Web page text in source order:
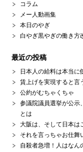
コラム
メー人動画集
本日のやぎ
白やぎ黒やぎの働き方
最近の投稿
日本人の給料は本当に
賃上げを実現すると言
公約がむちゃくちゃ
参議院議員選挙が公示
とは
大阪は、そして日本は
それを言っちゃお仕舞
自殺者急増！人はなん